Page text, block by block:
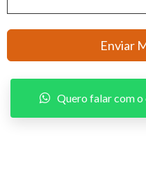
Quero falar com